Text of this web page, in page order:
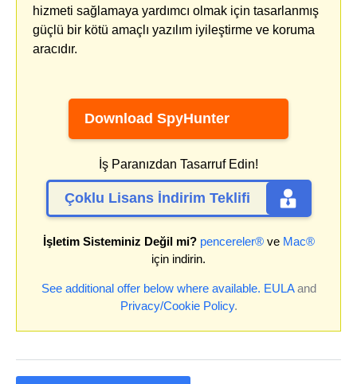
hizmeti sağlamaya yardımcı olmak için tasarlanmış
güçlü bir kötü amaçlı yazılım iyileştirme ve koruma
aracıdır.
Download SpyHunter
İş Paranızdan Tasarruf Edin!
Çoklu Lisans İndirim Teklifi
İşletim Sisteminiz Değil mi? pencereler®ve Mac®
için indirin.
See additional offer below where available. EULAand
Privacy/Cookie Policy.